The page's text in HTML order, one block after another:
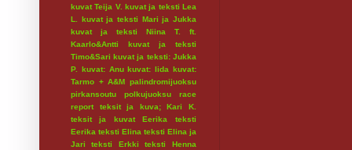
kuvat Teija V. kuvat ja teksti Lea
L.
kuvat ja teksti Mari ja Jukka
kuvat ja teksti Niina T. ft.
Kaarlo&Antti
kuvat ja teksti
Timo&Sari kuvat ja teksti: Jukka
P.
kuvat: Anu kuvat: Iida kuvat:
Tarmo + A&M palindromijuoksu
pirkansoutu
polkujuoksu
race
report
teksit ja kuva; Kari K.
teksit ja kuvat Eerika
teksti
Eerika teksti Elina teksti Elina ja
Jari
teksti Erkki
teksti Henna